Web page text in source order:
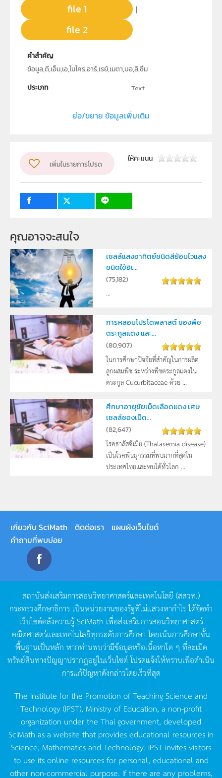
file 1 |
file 2
คำสำคัญ
ข้อมูล,ดี,เอ็น,เอ,ไมโคร,อาร์,เรย์,เมตา,บอ,ลิ,ซึม
ประเภท
Text
สถาบันเทคโนโลยีนานาชาติสิริธร มหาวิทยาลัยธรรมศาสตร์
เศรษฐ์
ระดับชั้น
ม.4, ม.5, ม.6
กลุ่มเป้าหมาย
ย่อ/ขยาย ข้อมูลเพิ่มเติม
เพิ่มในรายการโปรด
ให้คะแนน
คุณอาจจะสนใจ
เซลล์แสงอาทิตย์ชนิดสีย้อมไวแสง
ชนิดใช้อิเ...
(75,182)
...
การหลอมโปรโตพลาสต์ ของพืช
ตระกูลแตง และ...
(80,907)
ในการศึกษาปัจจัยที่สำคัญในการผลิต
ลูกผสมพืช ระหว่างพืชตระกูลแตงใน
ตระกูล Cucurbitaceae ด้วย ...
ศึกษาอายุขัยเม็ดเลือดแดง เศษ
เซลล์ชองเม็ด...
(82,647)
โรคธาลัสซีเมีย (Thalasemia disease)
เป็นโรคพันธุกรรมที่พบมากที่สุดใน
ประเทศไทยและพบได้ทั่วโลก ...
เกี่ยวกับ SciMath ติดต่อเรา
แผนผังเว็บไซต์
คำถามที่พบบ่อย
สถาบันส่งเสริมการสอนวิทยาศาสตร์และเทคโนโลยี (สสวท.)
กระทรวงศึกษาธิการ เป็นหน่วยงานของรัฐที่ไม่แสวงหากำไรได้จัดทำ
เว็บไซต์คลังความรู้SciMath เพื่อส่งเสริมการสอนวิทยาศาสตร์
คณิตศาสตร์และเทคโนโลยีทุกระดับการศึกษา โดยเน้นการศึกษาขั้น
พื้นฐานเป็นหลัก หากท่านพบว่ามีข้อมูลหรือเนื้อหาใด ๆ ที่ละเมิด
ทรัพย์สินทางปัญญาปรากฏอยู่ในเว็บไซต์โปรดแจ้งให้ทราบเพื่อดำเนิน
การแก้ปัญหาดังกล่าวโดยเร็วที่สุด
The Institute for the Promotion of Teaching Science and
Technology (IPST), Ministry of Education, a non-profit
organization under the Thai government, developed
SciMath as a website that provides educational resources in
Science, Mathematics and Technology. IPST invites visitors
to use its online resources for personal, educational and
other non-commercial purpose. If there are any problems,